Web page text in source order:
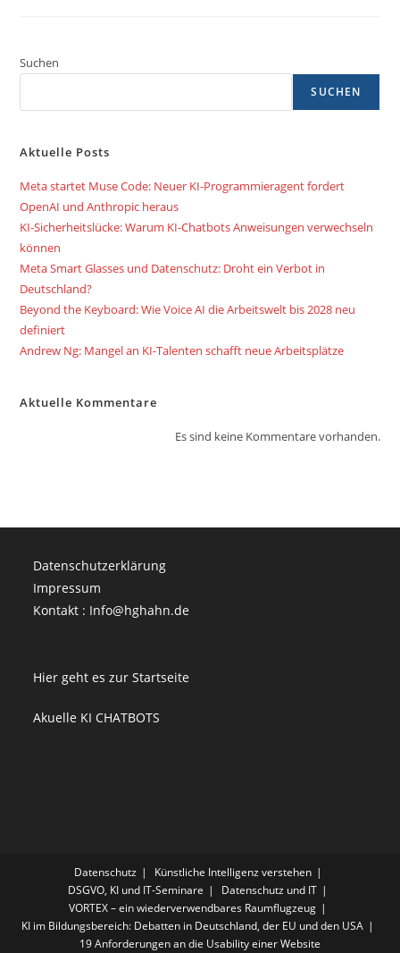
Übermittlung
Suchen
SUCHEN
Aktuelle Posts
Meta startet Muse Code: Neuer KI-Programmieragent fordert
OpenAI und Anthropic heraus
KI-Sicherheitslücke: Warum KI-Chatbots Anweisungen verwechseln
können
Meta Smart Glasses und Datenschutz: Droht ein Verbot in
Deutschland?
Beyond the Keyboard: Wie Voice AI die Arbeitswelt bis 2028 neu
definiert
Andrew Ng: Mangel an KI-Talenten schafft neue Arbeitsplätze
Aktuelle Kommentare
Es sind keine Kommentare vorhanden.
Datenschutzerklärung
Impressum
Kontakt : Info@hghahn.de
Hier geht es zur Startseite
Akuelle KI CHATBOTS
Datenschutz
Künstliche Intelligenz verstehen
DSGVO, KI und IT-Seminare
Datenschutz und IT
VORTEX – ein wiederverwendbares Raumflugzeug
KI im Bildungsbereich: Debatten in Deutschland, der EU und den USA
19 Anforderungen an die Usability einer Website